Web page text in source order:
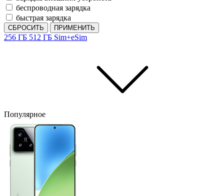
беспроводная зарядка
быстрая зарядка
СБРОСИТЬ ПРИМЕНИТЬ
256 ГБ 512 ГБ Sim+eSim
Популярное